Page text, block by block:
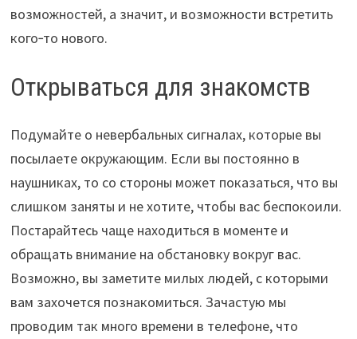
возможностей, а значит, и возможности встретить
кого‑то нового.
Открываться для знакомств
Подумайте о невербальных сигналах, которые вы
посылаете окружающим. Если вы постоянно в
наушниках, то со стороны может показаться, что вы
слишком заняты и не хотите, чтобы вас беспокоили.
Постарайтесь чаще находиться в моменте и
обращать внимание на обстановку вокруг вас.
Возможно, вы заметите милых людей, с которыми
вам захочется познакомиться. Зачастую мы
проводим так много времени в телефоне, что